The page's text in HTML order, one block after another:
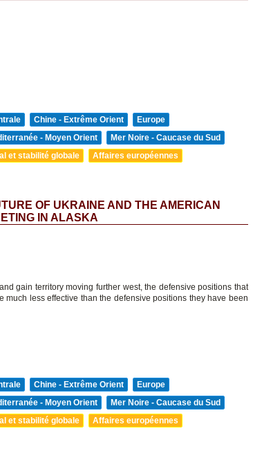
Chine - Extrême Orient
Europe
- Moyen Orient
Mer Noire - Caucase du Sud
et stabilité globale
Affaires européennes
OF UKRAINE AND THE AMERICAN
IN ALASKA
gain territory moving further west, the defensive positions that
less effective than the defensive positions they have been
Chine - Extrême Orient
Europe
- Moyen Orient
Mer Noire - Caucase du Sud
et stabilité globale
Affaires européennes